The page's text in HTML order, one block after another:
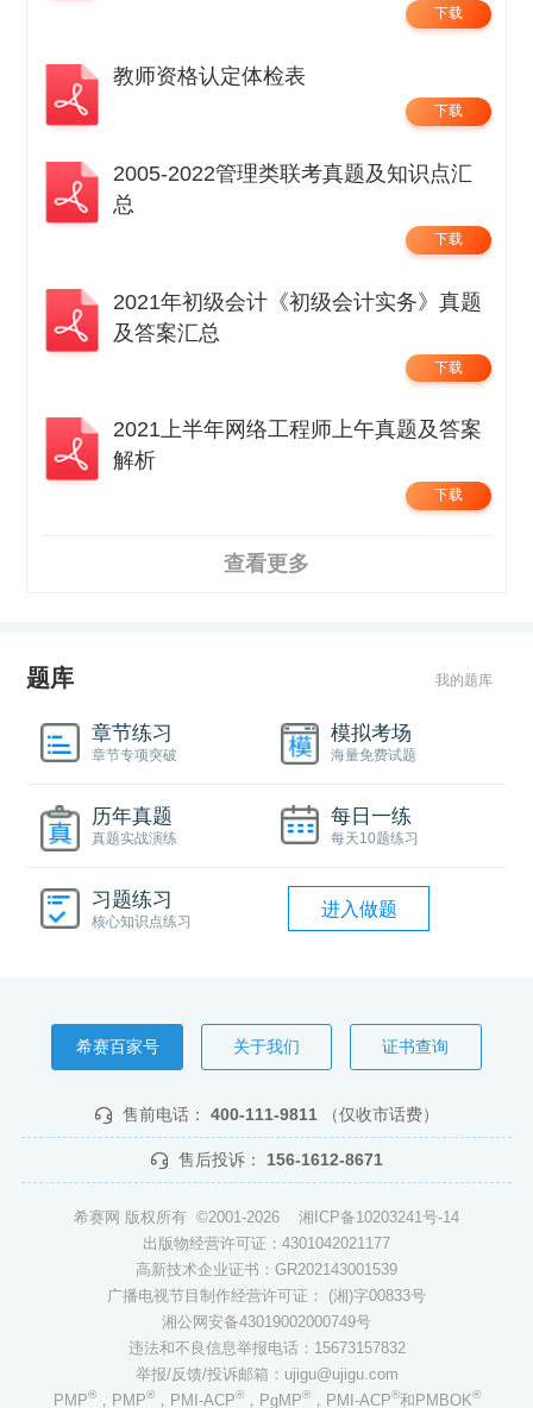
下载
教师资格认定体检表
下载
2005-2022管理类联考真题及知识点汇
总
下载
2021年初级会计《初级会计实务》真题
及答案汇总
下载
2021上半年网络工程师上午真题及答案
解析
下载
查看更多
题库 我的题库
章节练习
章节专项突破
模拟考场
海量免费试题
历年真题
真题实战演练
每日一练
每天10题练习
习题练习
核心知识点练习
进入做题
希赛百家号 关于我们 证书查询
售前电话： 400-111-9811 （仅收市话费）
售后投诉： 156-1612-8671
希赛网 版权所有 ©2001-2026 湘ICP备10203241号-14
出版物经营许可证：4301042021177
高新技术企业证书：GR202143001539
广播电视节目制作经营许可证： (湘)字00833号
湘公网安备43019002000749号
违法和不良信息举报电话：15673157832
举报/反馈/投诉邮箱：ujigu@ujigu.com
PMP®，PMP®，PMI-ACP®，PgMP®，PMI-ACP®和PMBOK®